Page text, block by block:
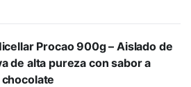
Procao 900g – Aislado de
de alta pureza con sabor a